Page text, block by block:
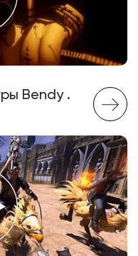
Bendy .